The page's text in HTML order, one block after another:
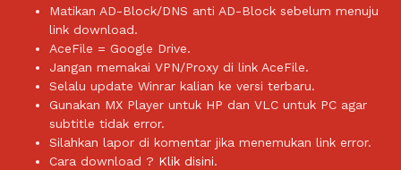
Matikan AD-Block/DNS anti AD-Block sebelum menuju
link download.
AceFile = Google Drive.
Jangan memakai VPN/Proxy di link AceFile.
Selalu update Winrar kalian ke versi terbaru.
Gunakan MX Player untuk HP dan VLC untuk PC agar
subtitle tidak error.
Silahkan lapor di komentar jika menemukan link error.
Cara download ? Klik disini.